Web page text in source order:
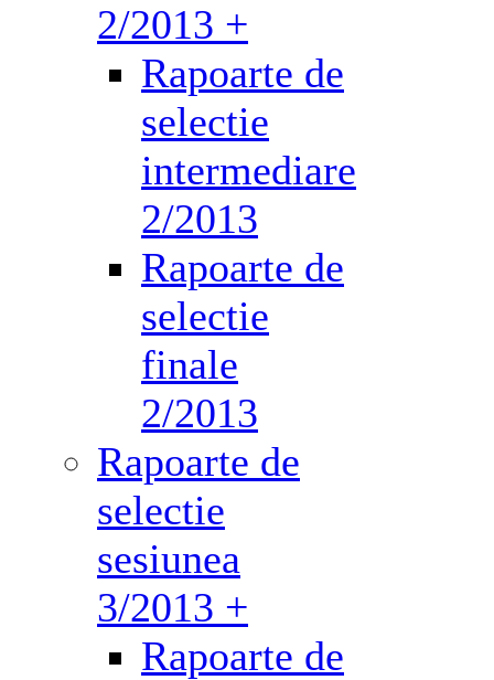
2/2013 +
Rapoarte de
selectie
intermediare
2/2013
Rapoarte de
selectie
finale
2/2013
Rapoarte de
selectie
sesiunea
3/2013 +
Rapoarte de